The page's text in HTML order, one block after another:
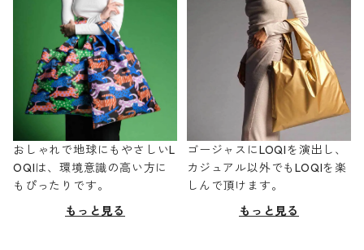
おしゃれで地球にもやさしいL
OQIは、環境意識の高い方に
もぴったりです。
もっと見る
ゴージャスにLOQIを演出し、
カジュアル以外でもLOQIを楽
しんで頂けます。
もっと見る